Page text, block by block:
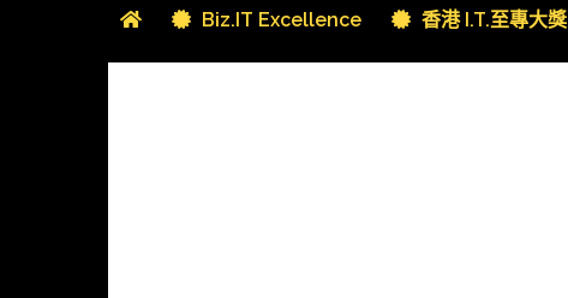
Biz.IT Excellence 香港 I.T.至專大獎